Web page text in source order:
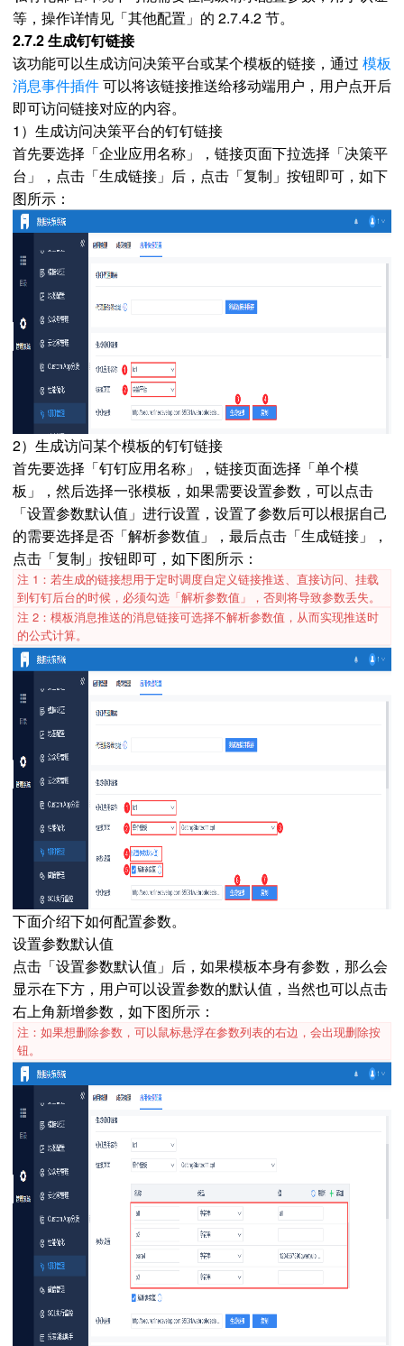
等，操作详情见「其他配置」的 2.7.4.2 节。
2.7.2 生成钉钉链接
该功能可以生成访问决策平台或某个模板的链接，通过 模板
消息事件插件可以将该链接推送给移动端用户，用户点开后
即可访问链接对应的内容。
1）生成访问决策平台的钉钉链接
首先要选择「企业应用名称」，链接页面下拉选择「决策平
台」，点击「生成链接」后，点击「复制」按钮即可，如下
图所示：
2）生成访问某个模板的钉钉链接
首先要选择「钉钉应用名称」，链接页面选择「单个模
板」，然后选择一张模板，如果需要设置参数，可以点击
「设置参数默认值」进行设置，设置了参数后可以根据自己
的需要选择是否「解析参数值」，最后点击「生成链接」，
点击「复制」按钮即可，如下图所示：
注 1：若生成的链接想用于定时调度自定义链接推送、直接访问、挂载
到钉钉后台的时候，必须勾选「解析参数值」，否则将导致参数丢失。
注 2：模板消息推送的消息链接可选择不解析参数值，从而实现推送时
的公式计算。
下面介绍下如何配置参数。
设置参数默认值
点击「设置参数默认值」后，如果模板本身有参数，那么会
显示在下方，用户可以设置参数的默认值，当然也可以点击
右上角新增参数，如下图所示：
注：如果想删除参数，可以鼠标悬浮在参数列表的右边，会出现删除按
钮。